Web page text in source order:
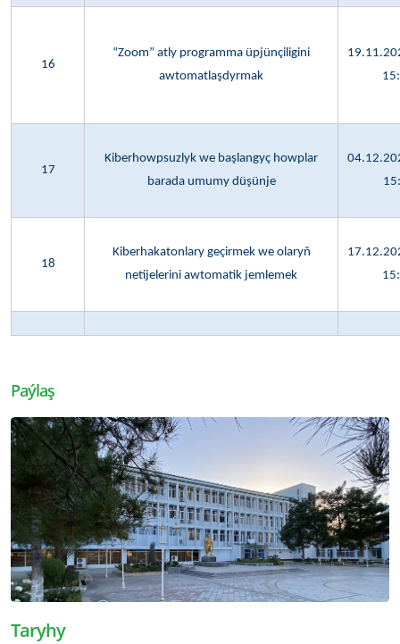
16
“Zoom” atly programma üpjünçiligini
awtomatlaşdyrmak
17
Kiberhowpsuzlyk we başlangyç howplar
barada umumy düşünje
18
Kiberhakatonlary geçirmek we olaryň
netijelerini awtomatik jemlemek
Paýlaş
Taryhy